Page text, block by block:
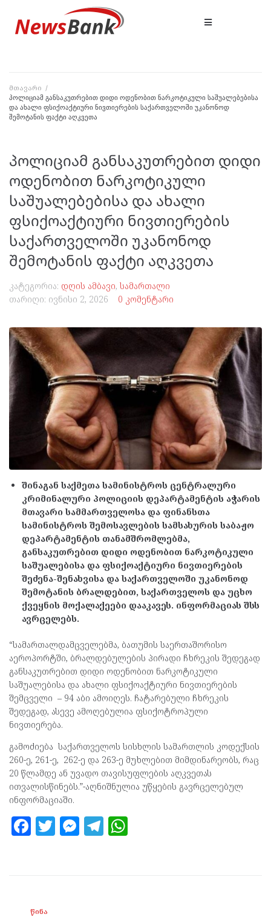
მთავარი /
პოლიციამ განსაკუთრებით დიდი ოდენობით ნარკოტიკული საშუალებებისა
და ახალი ფსიქოაქტიური ნივთიერების საქართველოში უკანონოდ
შემოტანის ფაქტი აღკვეთა
პოლიციამ განსაკუთრებით დიდი
ოდენობით ნარკოტიკული
საშუალებებისა და ახალი
ფსიქოაქტიური ნივთიერების
საქართველოში უკანონოდ
შემოტანის ფაქტი აღკვეთა
კატეგორია: დღის ამბავი, სამართალი
თარიღი: ივნისი 2, 2026 0 კომენტარი
შინაგან საქმეთა სამინისტროს ცენტრალური
კრიმინალური პოლიციის დეპარტამენტის აჭარის
მთავარი სამმართველოსა და ფინანსთა
სამინისტროს შემოსავლების სამსახურის საბაჟო
დეპარტამენტის თანამშრომლებმა,
განსაკუთრებით დიდი ოდენობით ნარკოტიკული
საშუალებისა და ფსიქოაქტიური ნივთიერების
შეძენა-შენახვისა და საქართველოში უკანონოდ
შემოტანის ბრალდებით, საქართველოს და უცხო
ქვეყნის მოქალაქეები დააკავეს. ინფორმაციას შსს
ავრცელებს.
“სამართალდამცველებმა, ბათუმის საერთაშორისო
აეროპორტში, ბრალდებულების პირადი ჩხრეკის შედეგად
განსაკუთრებით დიდი ოდენობით ნარკოტიკული
საშუალებისა და ახალი ფსიქოაქტიური ნივთიერების
შემცველი – 94 აბი ამოიღეს. ჩატარებული ჩხრეკის
შედეგად, ასევე ამოღებულია ფსიქოტროპული
ნივთიერება.
გამოძიება საქართველოს სისხლის სამართლის კოდექსის
260-ე, 261-ე, 262-ე და 263-ე მუხლებით მიმდინარეობს, რაც
20 წლამდე ან უვადო თავისუფლების აღკვეთას
ითვალისწინებს.”-აღნიშნულია უწყების გავრცელებულ
ინფორმაციაში.
F
o
T M T
ᲬᲘᲜᲐ